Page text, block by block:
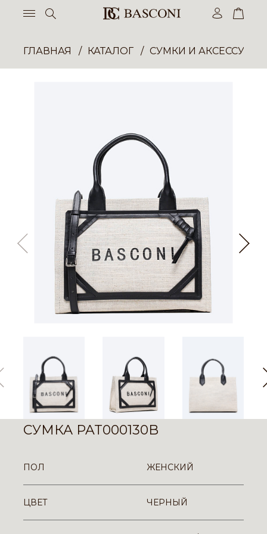
ГЛАВНАЯ КАТАЛОГ СУМКИ И
СУМКА PAT000130B
ПОЛ ЖЕНСКИЙ
ЦВЕТ ЧЕРНЫЙ